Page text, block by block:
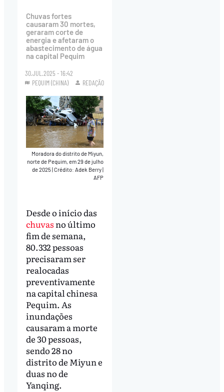
Chuvas fortes
causaram 30 mortes,
geraram corte de
energia e afetaram o
abastecimento de água
na capital Pequim
30.JUL.2025 - 16:42
PEQUIM (CHINA)
REDAÇÃO
Moradora do distrito de Miyun,
norte de Pequim, em 29 de julho
de 2025|Crédito: Adek Berry |
AFP
Desde o início das
chuvas no último
fim de semana,
80.332 pessoas
precisaram ser
realocadas
preventivamente
na capital chinesa
Pequim. As
inundações
causaram a morte
de 30 pessoas,
sendo 28 no
distrito de Miyun e
duas no de
Yanqing.